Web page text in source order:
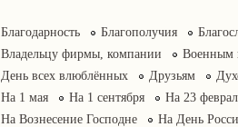
Благодарность Благополучия
Владельцу фирмы, компании
Военным
День всех влюблённых
Друзьям
На 1 мая
На 1 сентября На 23
На Вознесение Господне
На День